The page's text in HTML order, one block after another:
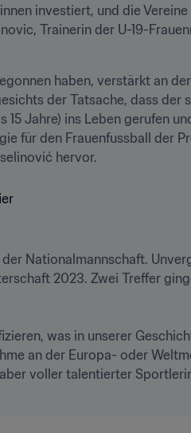
investiert, und die
Trainerin der U-19-
haben, verstärkt an
der Tatsache, dass der
Jahre) ins Leben gerufen
für den Frauenfussball der
hervor.
Nationalmannschaft.
2023. Zwei Treffer
was in unserer
an der Europa- oder
voller talentierter